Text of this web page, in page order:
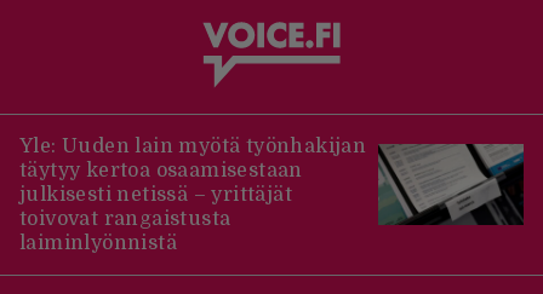
Yle: Uuden lain myötä työnhakijan
täytyy kertoa osaamisestaan
julkisesti netissä – yrittäjät
toivovat rangaistusta
laiminlyönnistä